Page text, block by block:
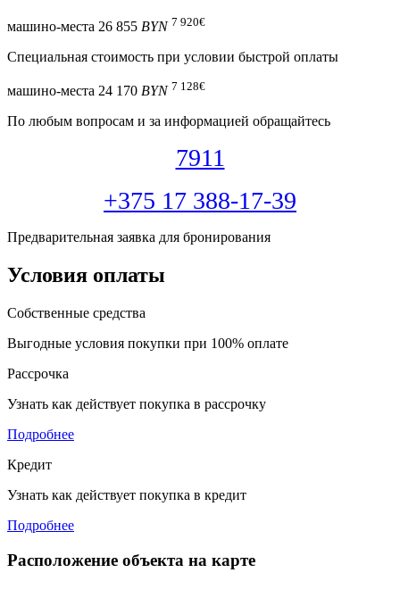
машино-места 26 855 BYN 7 920€
Специальная cтоимость при условии быстрой оплаты
машино-места 24 170 BYN 7 128€
По любым вопросам и за информацией обращайтесь
7911
+375 17 388-17-39
Предварительная заявка для бронирования
Условия оплаты
Собственные средства
Выгодные условия покупки при 100% оплате
Рассрочка
Узнать как действует покупка в рассрочку
Подробнее
Кредит
Узнать как действует покупка в кредит
Подробнее
Расположение объекта на карте